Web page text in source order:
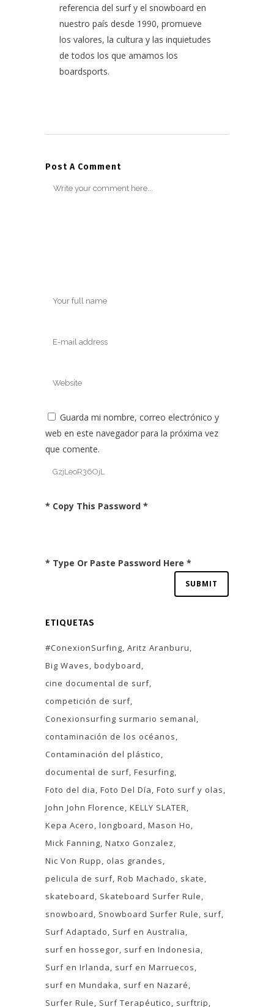
referencia del surf y el snowboard en
nuestro país desde 1990, promueve
los valores, la cultura y las inquietudes
de todos los que amamos los
boardsports.
Post A Comment
Guarda mi nombre, correo electrónico y
web en este navegador para la próxima vez
que comente.
* Copy This Password *
* Type Or Paste Password Here *
ETIQUETAS
#ConexionSurfing Aritz Aranburu
Big Waves bodyboard
cine documental de surf
competición de surf
Conexionsurfing surmario semanal
contaminación de los océanos
Contaminación del plástico
documental de surf Fesurfing
Foto del dia Foto Del Día Foto surf y olas
John John Florence KELLY SLATER
Kepa Acero longboard Mason Ho
Mick Fanning Natxo Gonzalez
Nic Von Rupp
olas grandes
pelicula de surf Rob Machado
skate
skateboard
Skateboard Surfer Rule
snowboard
Snowboard Surfer Rule
surf
Surf Adaptado
Surf en Australia
surf en hossegor surf en Indonesia
Surf en Irlanda
surf en Marruecos
surf en Mundaka
surf en Nazaré
Surfer Rule
Surf Terapéutico surftrip